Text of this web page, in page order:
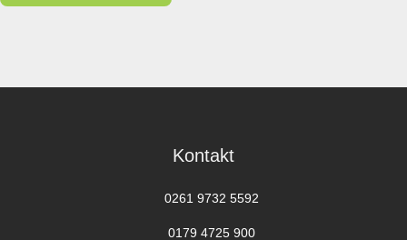
Kontakt
0261 9732 5592
0179 4725 900